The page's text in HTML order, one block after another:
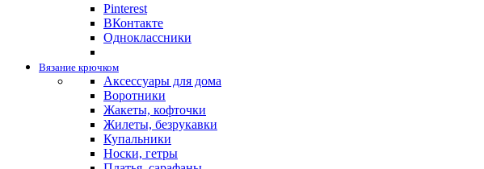
Pinterest
ВКонтакте
Одноклассники
Вязание крючком
Аксессуары для дома
Воротники
Жакеты, кофточки
Жилеты, безрукавки
Купальники
Носки, гетры